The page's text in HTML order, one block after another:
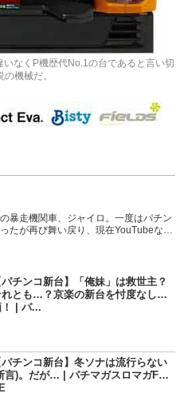
なくP機歴代No.1の台であると言い切
機械だ。
暴走機関車、ジャイロ。一度はパチン
たが再び舞い戻り、現在YouTubeなど
子折りの一つでも持って来いよ……。
パチンコ新台】「俺妹」は救世主？
れとも…？京楽の新台を忖度なし評
！ | パ...
パチンコ新台】冬ソナは流行らない
言)。だが… | パチマガスロマガFR